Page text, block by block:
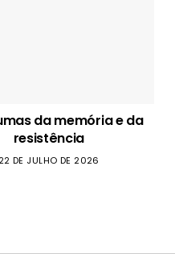
da memória e da
resistência
22 DE JULHO DE 2026